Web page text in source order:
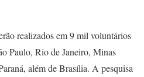
realizados em 9 mil voluntários
Paulo, Rio de Janeiro, Minas
além de Brasília. A pesquisa